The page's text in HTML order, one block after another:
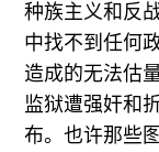
种族主义和反
中找不到任何
造成的无法估
监狱遭强奸和
布。也许那些